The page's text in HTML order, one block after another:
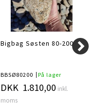
Bigbag Søsten 80-200
BBSØ80200 På lager
DKK 1.810,00 inkl.
moms